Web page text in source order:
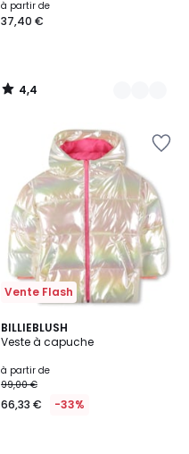
à partir de
37,40 €
4,4
/
Vente Flash
BILLIEBLUSH
Veste à capuche
à partir de
99,00 €
66,33 € -33%